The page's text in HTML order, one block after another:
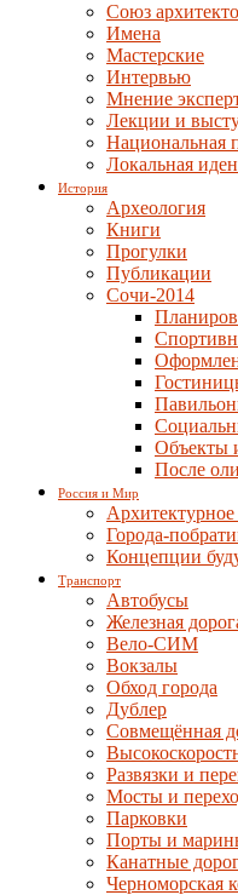
Союз
Имена
Мастерские
Интервью
Мнение
Лекции и
Национальная
Локальная
История
Археология
Книги
Прогулки
Публикации
Сочи-2014
Объекты
После
Россия и Мир
Города-
Концепции
Транспорт
Автобусы
Железная
Вело-СИМ
Вокзалы
Обход города
Дублер
Совмещённая
Развязки и
Мосты и
Парковки
Порты и
Канатные
Черноморская